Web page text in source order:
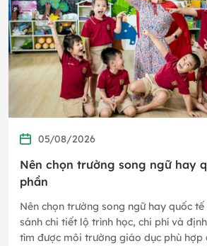
05/08/2026
Nên chọn trường song ngữ hay
phần
Nên chọn trường song ngữ hay quốc
sánh chi tiết lộ trình học, chi phí và
tìm được môi trường giáo dục phù hợp